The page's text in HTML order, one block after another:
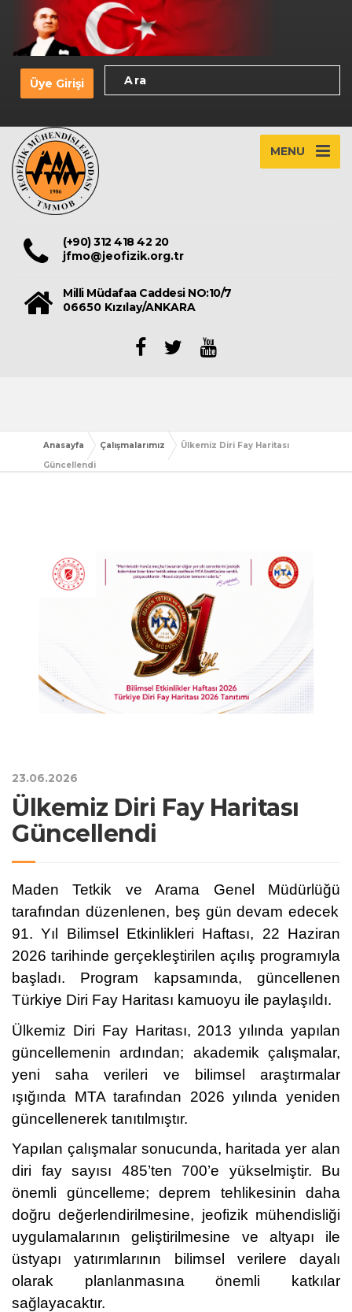
Üye Girişi
MENU
(+90) 312 418 42 20
jfmo@jeofizik.org.tr
Milli Müdafaa Caddesi NO:10/7
06650 Kızılay/ANKARA
Anasayfa Çalışmalarımız
Ülkemiz Diri Fay Haritası
Güncellendi
23.06.2026
Ülkemiz Diri Fay Haritası
Güncellendi
Maden Tetkik ve Arama Genel Müdürlüğü
tarafından düzenlenen, beş gün devam edecek
91. Yıl Bilimsel Etkinlikleri Haftası, 22 Haziran
2026 tarihinde gerçekleştirilen açılış programıyla
başladı. Program kapsamında, güncellenen
Türkiye Diri Fay Haritası kamuoyu ile paylaşıldı.
Ülkemiz Diri Fay Haritası, 2013 yılında yapılan
güncellemenin ardından; akademik çalışmalar,
yeni saha verileri ve bilimsel araştırmalar
ışığında MTA tarafından 2026 yılında yeniden
güncellenerek tanıtılmıştır.
Yapılan çalışmalar sonucunda, haritada yer alan
diri fay sayısı 485’ten 700’e yükselmiştir. Bu
önemli güncelleme; deprem tehlikesinin daha
doğru değerlendirilmesine, jeofizik mühendisliği
uygulamalarının geliştirilmesine ve altyapı ile
üstyapı yatırımlarının bilimsel verilere dayalı
olarak planlanmasına önemli katkılar
sağlayacaktır.